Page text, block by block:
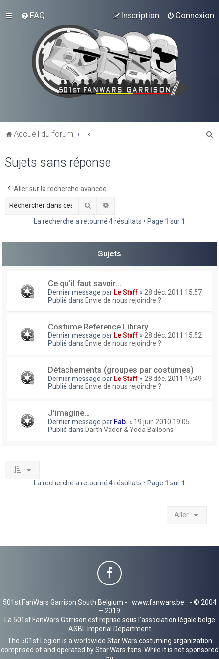
FAQ Connexion
Inscription
Accueil du forum
e
Sujets sans réponse
Aller sur la recherche avancée
Rechercher
La recherche a retourné 4 résultats • Page 1 sur 1
Sujets
Ce qu'il faut savoir...
Dernier message par Le Staff « 28 déc. 2011 15:57
Publié dans Envie de nous rejoindre ?
Costume Reference Library
Dernier message par Le Staff « 28 déc. 2011 15:52
Publié dans Envie de nous rejoindre ?
Détachements (groupes par costumes)
Dernier message par Le Staff « 28 déc. 2011 15:49
Publié dans Envie de nous rejoindre ?
J'imagine...
Dernier message par Fab. « 19 juin 2010 19:05
Publié dans Darth Vader & Yoda Balloons
La recherche a retourné 4 résultats • Page 1 sur 1
Aller
501st FanWars Garrison South Belgium - www.fanwars.be
- © 2004
– 2019
La 501st FanWars Garrison est reprise sous l'association légale belge
ASBL Imperial Department
The 501st Legion is a worldwide Star Wars costuming organization
comprised of and operated by Star Wars fans. While it is not sponsored